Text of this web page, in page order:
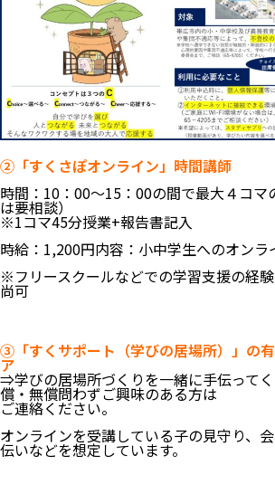
②「すくさぽオンライン」時間講師
時間：10：00～15：00の間で最大４コマ
は要相談）
※1コマ45分授業+報告書記入
時給：1,200円内容：小中学生へのオンラ
※フリースクールなどでの学習支援の経
尚可
③「すくサポート（学びの居場所）」の
ア
⇒学びの居場所づくりを一緒に手伝って
償・無償問わずご興味のある方は
ご連絡ください。
オンラインを受講している子の見守り、
伝いなどを想定しています。